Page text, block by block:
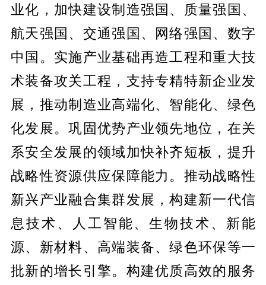
业化，加快建设制造强国、质量强国、
航天强国、交通强国、网络强国、数字
中国。实施产业基础再造工程和重大技
术装备攻关工程，支持专精特新企业发
展，推动制造业高端化、智能化、绿色
化发展。巩固优势产业领先地位，在关
系安全发展的领域加快补齐短板，提升
战略性资源供应保障能力。推动战略性
新兴产业融合集群发展，构建新一代信
息技术、人工智能、生物技术、新能
源、新材料、高端装备、绿色环保等一
批新的增长引擎。构建优质高效的服务